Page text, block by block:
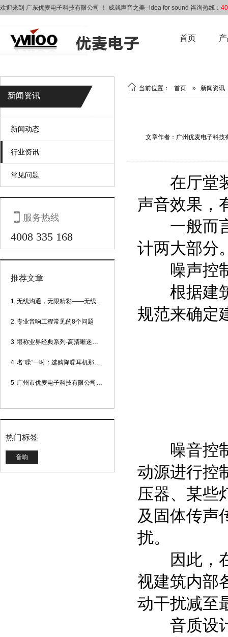
欢迎来到 广东优麦电子科技有限公司 ！ 成就声音之美--idea for sound 咨询热线：
首页
新闻资讯
新闻动态
行业资讯
常见问题
 服务热线
4008 335 168
推荐文章
1 无线沟通，无限精彩——无线会议话筒
2 专业音响工程常见的8个问题
3 堪称业界经典系列-高清晰迷你型头戴话筒
4 名“噪”一时：选购降噪耳机那些事
5 广州市优麦电子科技有限公司网站正式上线！
热门标签
音响
 当前位置： 首页 » 新闻资讯
文章作者：广州优麦电子科技
在厅堂装
声音效果，
一般而言
计两大部分
噪声控
根据建筑
规范来确定
噪音控制
动源进行控
压器、某些
及固体传声
扰。
因此，在
视建筑内部
动干扰减至
音质设